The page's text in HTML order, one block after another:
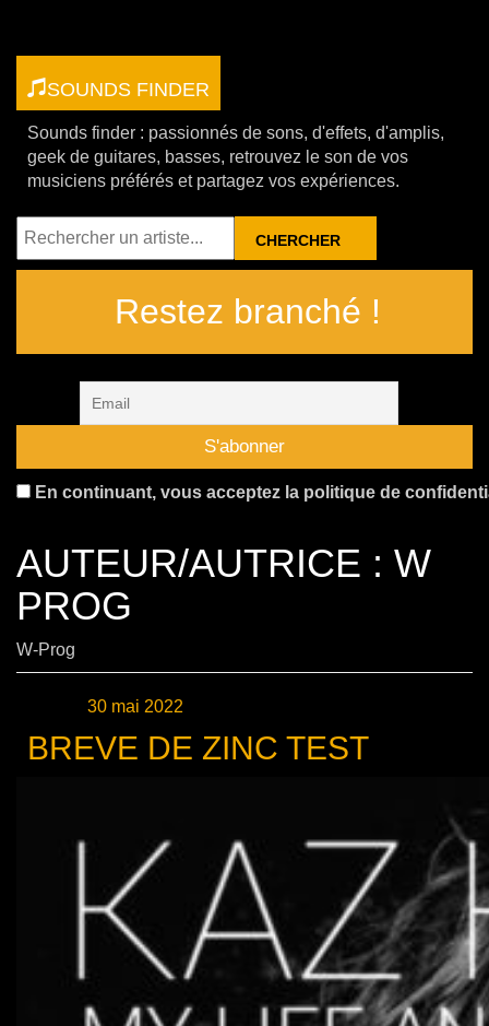
SOUNDS FINDER
Sounds finder : passionnés de sons, d'effets, d'amplis,
geek de guitares, basses, retrouvez le son de vos
musiciens préférés et partagez vos expériences.
RECHERCHER
Restez branché !
En continuant, vous acceptez la politique de
AUTEUR/AUTRICE : W
PROG
W-Prog
30 mai 2022
BREVE DE ZINC TEST